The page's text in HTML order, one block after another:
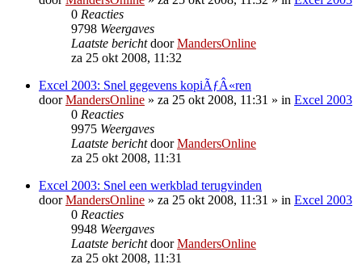
0 Reacties
9798 Weergaves
Laatste berichtdoorMandersOnline
za 25 okt 2008, 11:32
Excel 2003: Snel gegevens kopiÃƒÂ«ren
doorMandersOnline » za 25 okt 2008, 11:31 » in Excel 2003
0 Reacties
9975 Weergaves
Laatste berichtdoorMandersOnline
za 25 okt 2008, 11:31
Excel 2003: Snel een werkblad terugvinden
doorMandersOnline » za 25 okt 2008, 11:31 » in Excel 2003
0 Reacties
9948 Weergaves
Laatste berichtdoorMandersOnline
za 25 okt 2008, 11:31